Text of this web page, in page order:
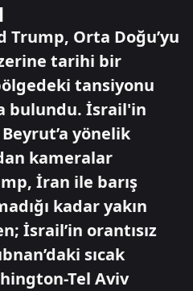
Trump, Orta Doğu’yu
tarihi bir
tansiyonu
bulundu. İsrail'in
yönelik
kameralar
İran ile barış
kadar yakın
İsrail’in orantısız
sıcak
Tel Aviv